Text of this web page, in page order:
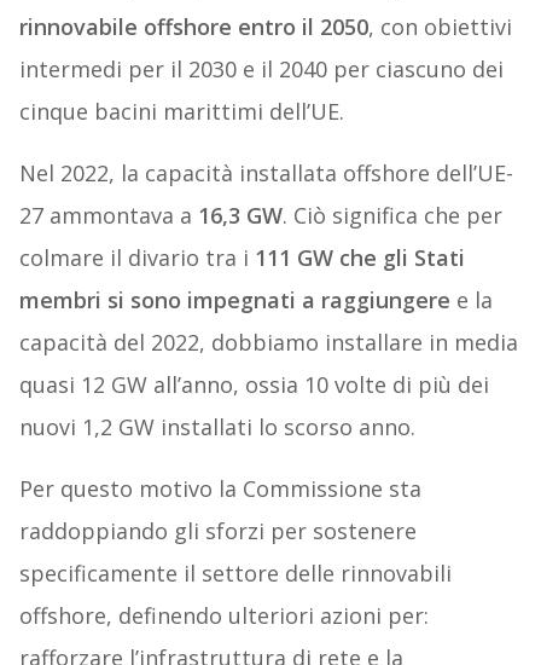
rinnovabile offshore entro il 2050, con obiettivi
intermedi per il 2030 e il 2040 per ciascuno dei
cinque bacini marittimi dell’UE.
Nel 2022, la capacità installata offshore dell’UE-
27 ammontava a 16,3 GW. Ciò significa che per
colmare il divario tra i 111 GW che gli Stati
membri si sono impegnati a raggiungere e la
capacità del 2022, dobbiamo installare in media
quasi 12 GW all’anno, ossia 10 volte di più dei
nuovi 1,2 GW installati lo scorso anno.
Per questo motivo la Commissione sta
raddoppiando gli sforzi per sostenere
specificamente il settore delle rinnovabili
offshore, definendo ulteriori azioni per:
rafforzare l’infrastruttura di rete e la